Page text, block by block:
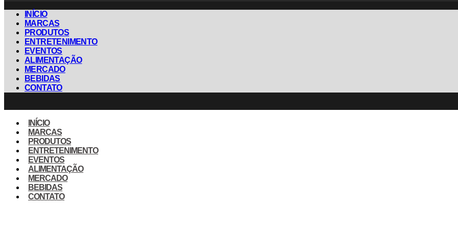
INÍCIO
MARCAS
PRODUTOS
ENTRETENIMENTO
EVENTOS
ALIMENTAÇÃO
MERCADO
BEBIDAS
CONTATO
INÍCIO
MARCAS
PRODUTOS
ENTRETENIMENTO
EVENTOS
ALIMENTAÇÃO
MERCADO
BEBIDAS
CONTATO